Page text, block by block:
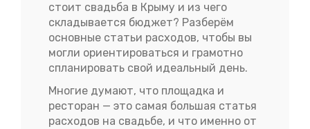
стоит свадьба в Крыму и из чего
складывается бюджет? Разберём
основные статьи расходов, чтобы вы
могли ориентироваться и грамотно
спланировать свой идеальный день.
Многие думают, что площадка и
ресторан — это самая большая статья
расходов на свадьбе, и что именно от